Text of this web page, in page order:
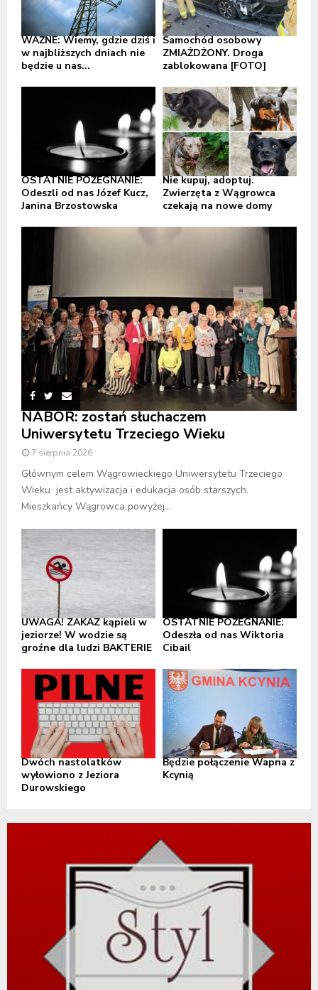
WAŻNE: Wiemy, gdzie dziś i
w najbliższych dniach nie
będzie u nas...
Samochód osobowy
ZMIAŻDŻONY. Droga
zablokowana [FOTO]
OSTATNIE POŻEGNANIE:
Odeszli od nas Józef Kucz,
Janina Brzostowska
Nie kupuj, adoptuj.
Zwierzęta z Wągrowca
czekają na nowe domy
NABÓR: zostań słuchaczem
Uniwersytetu Trzeciego Wieku
7 sierpnia 2026
Głównym celem Wągrowieckiego Uniwersytetu Trzeciego
Wieku jest aktywizacja i edukacja osób starszych.
Mieszkańcy Wągrowca powyżej...
UWAGA! ZAKAZ kąpieli w
jeziorze! W wodzie są
groźne dla ludzi BAKTERIE
OSTATNIE POŻEGNANIE:
Odeszła od nas Wiktoria
Cibail
Dwóch nastolatków
wyłowiono z Jeziora
Durowskiego
Będzie połączenie Wapna z
Kcynią